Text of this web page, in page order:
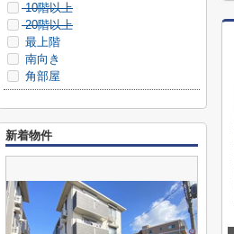
10階以上
20階以上
最上階
南向き
角部屋
新着物件